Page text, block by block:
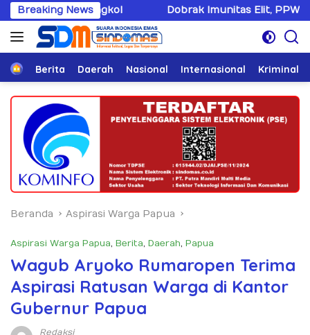
Langsung
ke
konten
Breaking News
Dobrak Imunitas Elit, PPWI Minta Mabes Polri
HomeBerita Daerah Nasional Internasional Kriminal
Beranda Aspirasi Warga Papua
Aspirasi Warga Papua, Berita, Daerah, Papua
Wagub Aryoko Rumaropen Terima
Aspirasi Ratusan Warga di Kantor
Gubernur Papua
Redaksi